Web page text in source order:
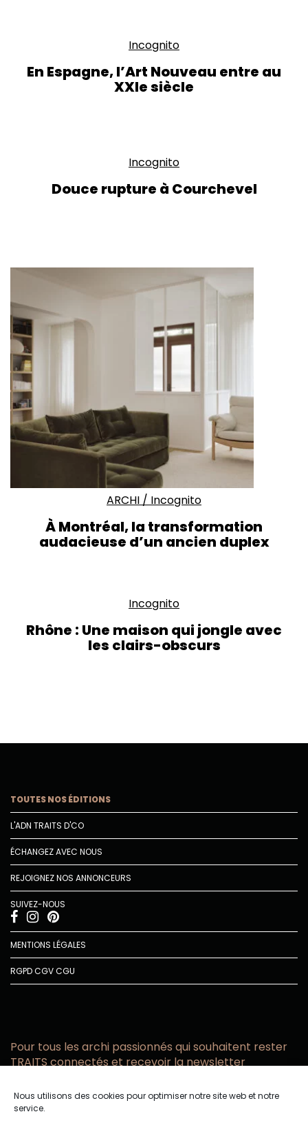
Nous utilisons des cookies pour optimiser notre site web et notre
service.
Incognito
En Espagne, l’Art Nouveau entre au
XXIe siècle
Incognito
Douce rupture à Courchevel
ARCHI / Incognito
À Montréal, la transformation
audacieuse d’un ancien duplex
Incognito
Rhône : Une maison qui jongle avec
les clairs-obscurs
TOUTES NOS ÉDITIONS
L'ADN TRAITS D'CO
ÉCHANGEZ AVEC NOUS
REJOIGNEZ NOS ANNONCEURS
SUIVEZ-NOUS
MENTIONS LÉGALES
RGPDCGVCGU
Pour tous les archi passionnés qui souhaitent rester
TRAITS connectés et recevoir la newsletter
email